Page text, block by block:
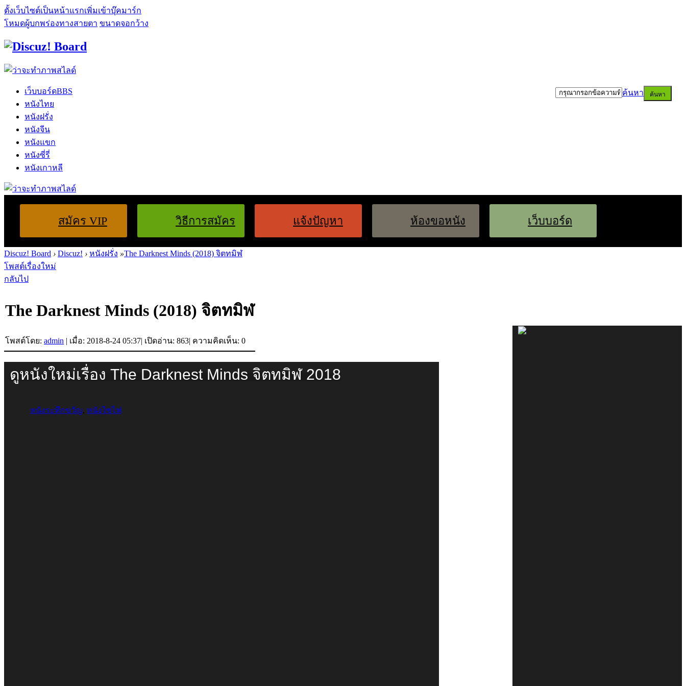
ตั้งเว็บไซต์เป็นหน้าแรกเพิ่มเข้าบุ๊คมาร์ก
โหมดผู้บกพร่องทางสายตา ขนาดจอกว้าง
ค้นหา ค้นหา
เว็บบอร์ดBBS
หนังไทย
หนังฝรั่ง
หนังจีน
หนังแขก
หนังซี่รี่
หนังเกาหลี
สมัคร VIP วิธีการสมัคร แจ้งปัญหา ห้องขอหนัง เว็บบอร์ด
Discuz! Board › Discuz! › หนังฝรั่ง »The Darknest Minds (2018) จิตทมิฬ
โพสต์เรื่องใหม่
กลับไป
The Darknest Minds (2018) จิตทมิฬ
โพสต์โดย: admin | เมื่อ: 2018-8-24 05:37| เปิดอ่าน: 863| ความคิดเห็น: 0
ดูหนังใหม่เรื่อง The Darknest Minds จิตทมิฬ 2018
หนังระทึกขวัญ, หนังไซไฟ